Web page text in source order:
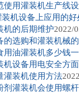
使用灌装机生产线
装机设备上应用的好
机的后期维护2022/
的选购和灌装机械
用油灌装机多少钱
机设备用电安全方
灌装机使用方法
剂灌装机会使用螺